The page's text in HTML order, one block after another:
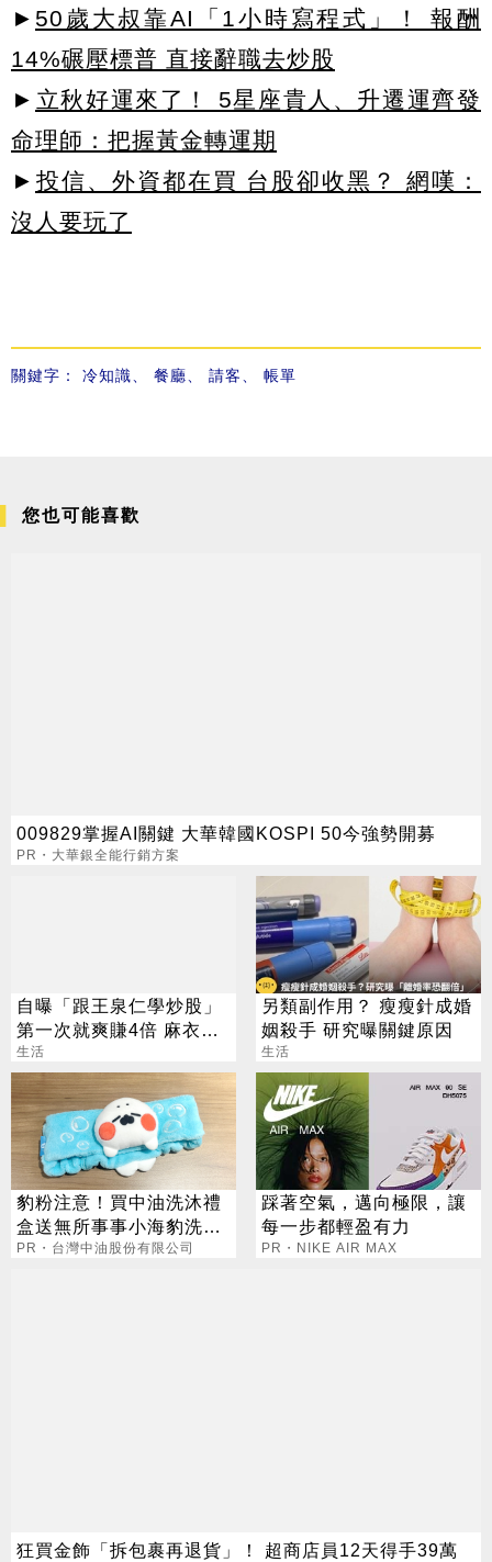
► 50歲大叔靠AI「1小時寫程式」！ 報酬
14%碾壓標普 直接辭職去炒股
► 立秋好運來了！ 5星座貴人、升遷運齊發
命理師：把握黃金轉運期
► 投信、外資都在買 台股卻收黑？ 網嘆：
沒人要玩了
關鍵字： 冷知識 餐廳 請客 帳單
您也可能喜歡
009829掌握AI關鍵 大華韓國KOSPI 50今強勢開募
PR・大華銀全能行銷方案
自曝「跟王泉仁學炒股」
第一次就爽賺4倍 麻衣：
感謝指導
生活
另類副作用？ 瘦瘦針成婚
姻殺手 研究曝關鍵原因
生活
豹粉注意！買中油洗沐禮
盒送無所事事小海豹洗臉
髮帶
PR・台灣中油股份有限公司
踩著空氣，邁向極限，讓
每一步都輕盈有力
PR・NIKE AIR MAX
狂買金飾「拆包裹再退貨」！ 超商店員12天得手39萬